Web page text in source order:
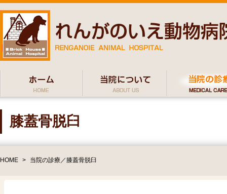
膝蓋骨脱臼
HOME > 当院の診療／膝蓋骨脱臼